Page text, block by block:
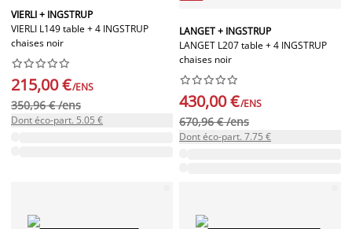
VIERLI + INGSTRUP
VIERLI L149 table + 4 INGSTRUP
chaises noir






215,00 €/ENS
350,96 € /ens
Dont éco-part. 5.05 €
LANGET + INGSTRUP
LANGET L207 table + 4 INGSTRUP
chaises noir






430,00 €/ENS
670,96 € /ens
Dont éco-part. 7.75 €